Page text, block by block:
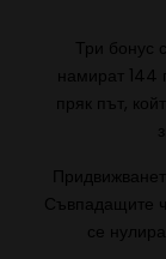
Три бонус
намират 144
пряк път,
Съвпадащите
се